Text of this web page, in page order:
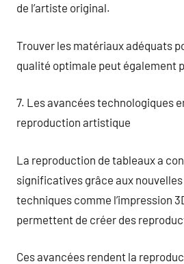
de l’artiste original.
Trouver les matériaux adéquats
qualité optimale peut également
7. Les avancées technologiques
reproduction artistique
La reproduction de tableaux a
significatives grâce aux
techniques comme l’impression
permettent de créer des
Ces avancées rendent la